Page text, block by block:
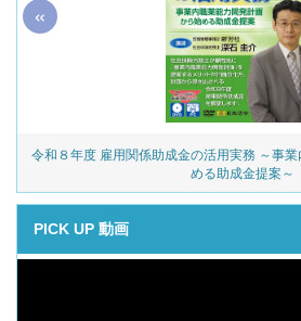
令和８年度 雇用関係助成金の活用実務 ～事
める助成金提案～
«
PICK UP 動画